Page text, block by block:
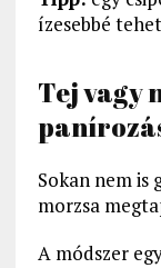
ízesebbé
Tej vagy
Sokan nem is
morzsa
A módszer